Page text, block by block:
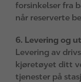
forsinkelser fra
når reserverte
6. Levering og
Levering av
kjøretøyet ditt
tjenester på